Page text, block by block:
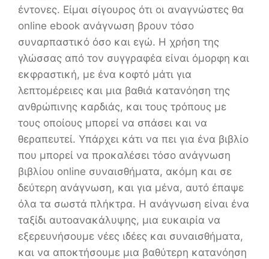
έντονες. Είμαι σίγουρος ότι οι αναγνώστες θα
online ebook ανάγνωση βρουν τόσο
συναρπαστικό όσο και εγώ. Η χρήση της
γλώσσας από τον συγγραφέα είναι όμορφη και
εκφραστική, με ένα κοφτό μάτι για
λεπτομέρειες και μια βαθιά κατανόηση της
ανθρώπινης καρδιάς, και τους τρόπους με
τους οποίους μπορεί να σπάσει και να
θεραπευτεί. Υπάρχει κάτι να πει για ένα βιβλίο
που μπορεί να προκαλέσει τόσο ανάγνωση
βιβλίου online συναισθήματα, ακόμη και σε
δεύτερη ανάγνωση, και για μένα, αυτό έπαψε
όλα τα σωστά πλήκτρα. Η ανάγνωση είναι ένα
ταξίδι αυτοανακάλυψης, μια ευκαιρία να
εξερευνήσουμε νέες ιδέες και συναισθήματα,
και να αποκτήσουμε μια βαθύτερη κατανόηση